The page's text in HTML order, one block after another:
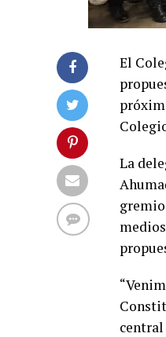
El
La
central